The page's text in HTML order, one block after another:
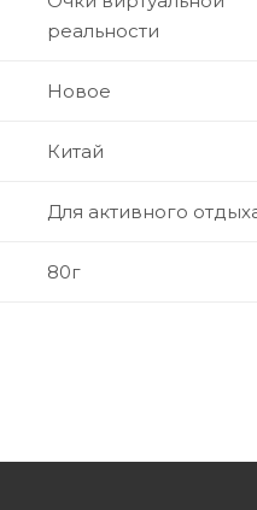
реальности
Новое
Китай
Для активного
80г